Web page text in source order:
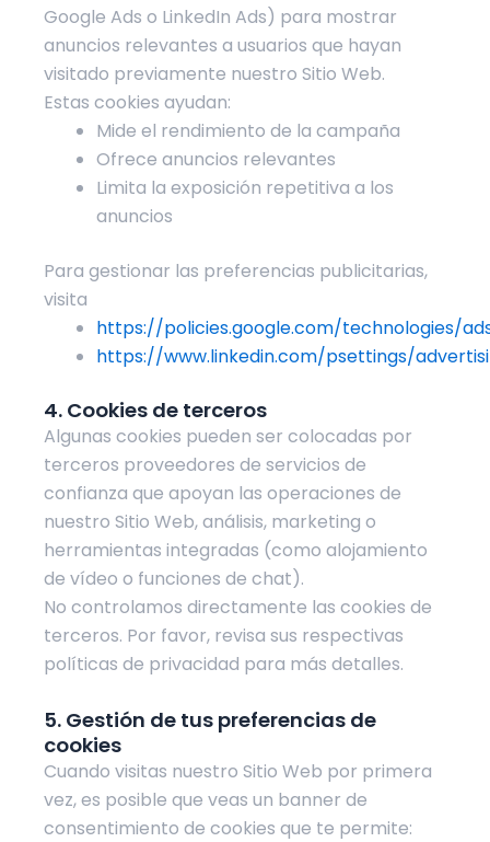
Google Ads o LinkedIn Ads) para mostrar
anuncios relevantes a usuarios que hayan
visitado previamente nuestro Sitio Web.
Estas cookies ayudan:
Mide el rendimiento de la campaña
Ofrece anuncios relevantes
Limita la exposición repetitiva a los
anuncios
Para gestionar las preferencias publicitarias,
visita
https://policies.google.com/technologies/
https://www.linkedin.com/psettings/
4. Cookies de terceros
Algunas cookies pueden ser colocadas por
terceros proveedores de servicios de
confianza que apoyan las operaciones de
nuestro Sitio Web, análisis, marketing o
herramientas integradas (como alojamiento
de vídeo o funciones de chat).
No controlamos directamente las cookies de
terceros. Por favor, revisa sus respectivas
políticas de privacidad para más detalles.
5. Gestión de tus preferencias de
cookies
Cuando visitas nuestro Sitio Web por primera
vez, es posible que veas un banner de
consentimiento de cookies que te permite: